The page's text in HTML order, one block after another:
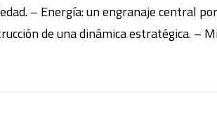
– Energía: un engranaje central
de una dinámica estratégica.